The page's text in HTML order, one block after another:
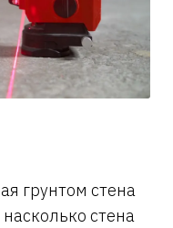
грунтом стена
стена